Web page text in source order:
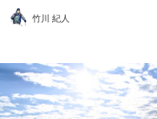
竹川 紀人